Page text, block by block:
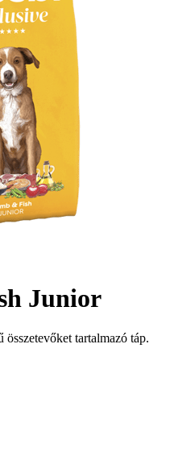
Junior
összetevőket tartalmazó táp.